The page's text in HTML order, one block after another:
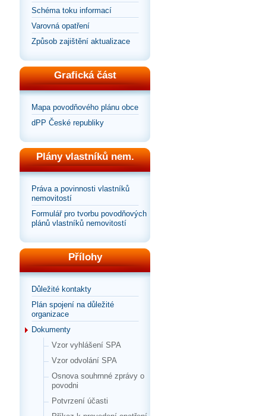
Schéma toku informací
Varovná opatření
Způsob zajištění aktualizace
Grafická část
Mapa povodňového plánu obce
dPP České republiky
Plány vlastníků nem.
Práva a povinnosti vlastníků
nemovitostí
Formulář pro tvorbu povodňových
plánů vlastníků nemovitostí
Přílohy
Důležité kontakty
Plán spojení na důležité
organizace
Dokumenty
Vzor vyhlášení SPA
Vzor odvolání SPA
Osnova souhrnné zprávy o
povodni
Potvrzení účasti